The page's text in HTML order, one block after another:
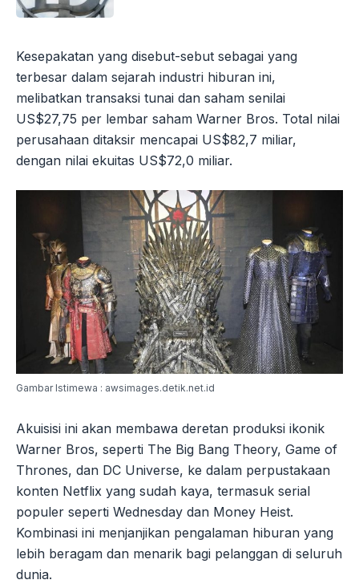
Kesepakatan yang disebut-sebut sebagai yang
terbesar dalam sejarah industri hiburan ini,
melibatkan transaksi tunai dan saham senilai
US$27,75 per lembar saham Warner Bros. Total nilai
perusahaan ditaksir mencapai US$82,7 miliar,
dengan nilai ekuitas US$72,0 miliar.
Gambar Istimewa : awsimages.detik.net.id
Akuisisi ini akan membawa deretan produksi ikonik
Warner Bros, seperti The Big Bang Theory, Game of
Thrones, dan DC Universe, ke dalam perpustakaan
konten Netflix yang sudah kaya, termasuk serial
populer seperti Wednesday dan Money Heist.
Kombinasi ini menjanjikan pengalaman hiburan yang
lebih beragam dan menarik bagi pelanggan di seluruh
dunia.